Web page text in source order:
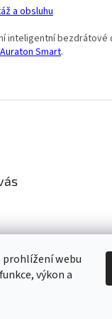
prohlížení webu
výkon a
a obsluhu
inteligentní bezdrátové
Smart.